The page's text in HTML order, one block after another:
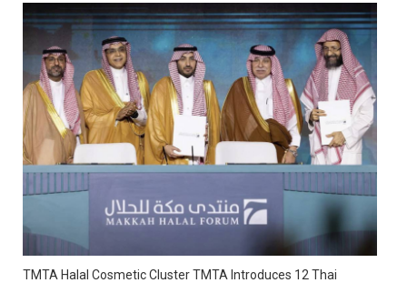
TMTA Halal Cosmetic Cluster TMTA Introduces 12 Thai